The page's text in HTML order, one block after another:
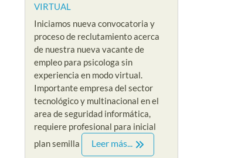
VIRTUAL
Iniciamos nueva convocatoria y
proceso de reclutamiento acerca
de nuestra nueva vacante de
empleo para psicologa sin
experiencia en modo virtual.
Importante empresa del sector
tecnológico y multinacional en el
area de seguridad informática,
requiere profesional para inicial
plan semilla
Leer más...